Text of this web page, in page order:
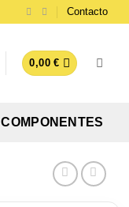
Contacto
0,00€
COMPONENTES